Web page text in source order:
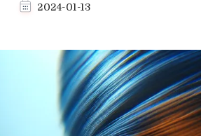
2024-01-13